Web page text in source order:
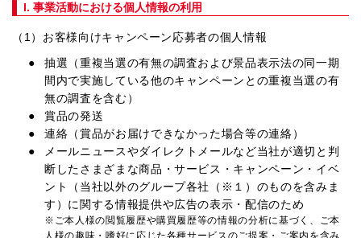
I. 事業活動における個人情報の利用
（1）お客様向けキャンペーン応募者の個人情報
抽選（重複当選の有無の調査および景品表示法の同一期
間内で実施している他のキャンペーンとの重複当選の有
無の調査を含む）
賞品の発送
連絡（賞品がお届けできなかった場合等の連絡）
メールニュースやダイレクトメールなど当社が適切と判
断したさまざまな商品・サービス・キャンペーン・イベ
ント（当社以外のグループ各社（※１）のものを含みま
す）に関する情報提供や広告の表示・配信のため
※ご本人様の閲覧履歴や購買履歴等の情報の分析に基づく、ご本
人様の趣味・嗜好に応じた各種サービスのご提案・ご案内を含み